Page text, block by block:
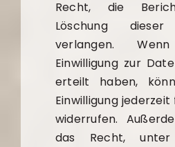
Recht, die
Löschung
verlangen.
Einwilligung zur
erteilt haben,
Einwilligung
widerrufen.
das Recht, unter